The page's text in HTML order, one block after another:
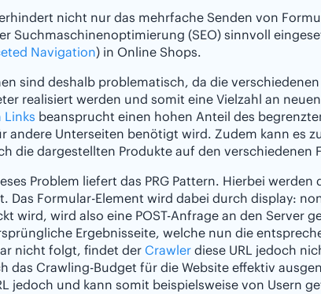
nicht nur das mehrfache Senden von
Suchmaschinenoptimierung (SEO) sinnvoll
Navigation) in Online Shops.
sind deshalb problematisch, da die
realisiert werden und somit eine Vielzahl an
Links beansprucht einen hohen Anteil des
andere Unterseiten benötigt wird. Zudem kann es
die dargestellten Produkte auf den verschiedenen
Problem liefert das PRG Pattern. Hierbei werden
Das Formular-Element wird dabei durch display:
wird, wird also eine POST-Anfrage an den Server
Ergebnisseite, welche nun die
nicht folgt, findet der Crawler diese URL jedoch
das Crawling-Budget für die Website effektiv
jedoch und kann somit beispielsweise von Usern